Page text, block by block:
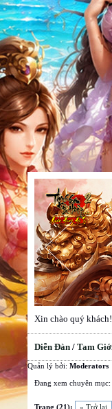
Xin chào quý
Diễn Đàn / Tam
Quản lý bởi: Moderators
Đang xem chuyên mục:
Trang (21): « Trở lại